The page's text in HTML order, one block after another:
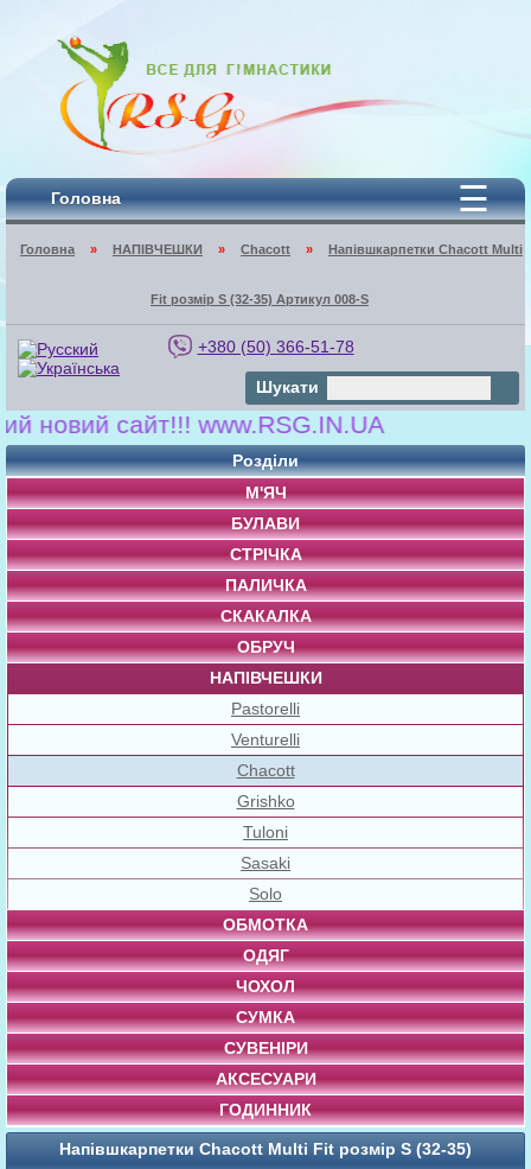
Головна ☰
Головна » НАПІВЧЕШКИ » Chacott » Напівшкарпетки Chacott Multi
Fit розмір S (32-35) Артикул 008-S
+380 (50) 366-51-78
Шукати
сайт!!! www.RSG.IN.UA
Розділи
М'ЯЧ
БУЛАВИ
СТРІЧКА
ПАЛИЧКА
СКАКАЛКА
ОБРУЧ
НАПІВЧЕШКИ
Pastorelli
Venturelli
Chacott
Grishko
Tuloni
Sasaki
Solo
ОБМОТКА
ОДЯГ
ЧОХОЛ
СУМКА
СУВЕНІРИ
АКСЕСУАРИ
ГОДИННИК
Напівшкарпетки Chacott Multi Fit розмір S (32-35)